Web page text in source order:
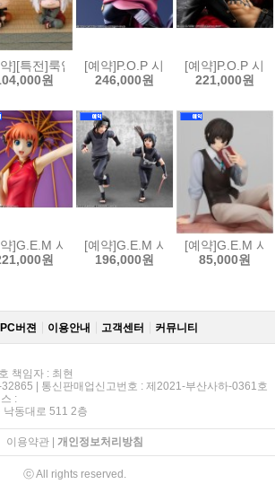
치 - 히츠가야 토시로 천년혈전편 & 히라코 신
][특전]룩업 나루토 질풍전 - 우즈마키 나루토
원
[예약]P.O.P 시리즈 원피스 -
246,000원
[예약]P.O.P 시
221,000원
토 질풍전 - 텐텐[4535123852435]
]G.E.M 시리즈 은혼 - 카구라 (한정복각판
원
[예약]G.E.M 시리즈 나루토 질풍
196,000원
[예약]G.E.M 시
85,000원
PC버젼 이용안내 고객센터 커뮤니티
책임자 : 최현
| 통신판매업신고번호 : 제2021-부산사하-0361호
:
낙동대로 511 2층
이용약관| 개인정보처리방침
ⓒ All rights reserved.